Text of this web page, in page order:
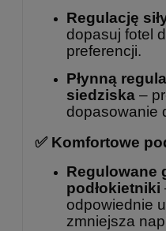
Regulację
dopasuj fotel
preferencji.
Płynną
siedziska –
dopasowanie
✅ Komfortowe
Regulowane
podłokietniki
odpowiednie
zmniejsza